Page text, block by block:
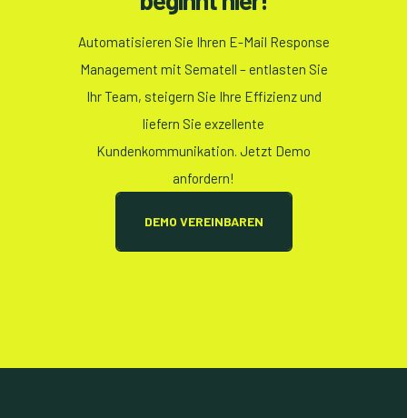
Automatisieren Sie Ihren E-Mail Response
Management mit Sematell – entlasten Sie
Ihr Team, steigern Sie Ihre Effizienz und
liefern Sie exzellente
Kundenkommunikation. Jetzt Demo
anfordern!
DEMO VEREINBAREN